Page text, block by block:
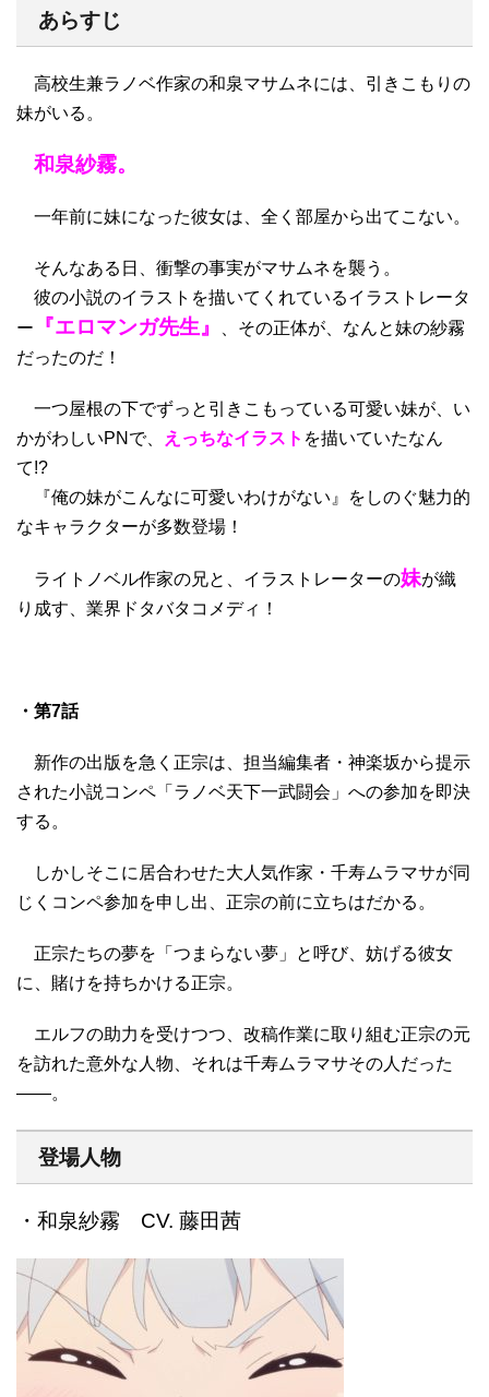
あらすじ
高校生兼ラノベ作家の和泉マサムネには、引きこもりの
妹がいる。
和泉紗霧。
一年前に妹になった彼女は、全く部屋から出てこない。
そんなある日、衝撃の事実がマサムネを襲う。
彼の小説のイラストを描いてくれているイラストレータ
ー
『エロマンガ先生』
、その正体が、なんと妹の紗霧
だったのだ！
一つ屋根の下でずっと引きこもっている可愛い妹が、い
かがわしいPNで、
えっちなイラスト を描いていたなん
て!?
『俺の妹がこんなに可愛いわけがない』をしのぐ魅力的
なキャラクターが多数登場！
ライトノベル作家の兄と、イラストレーターの妹が織
り成す、業界ドタバタコメディ！
・第7話
新作の出版を急く正宗は、担当編集者・神楽坂から提示
された小説コンペ「ラノベ天下一武闘会」への参加を即決
する。
しかしそこに居合わせた大人気作家・千寿ムラマサが同
じくコンペ参加を申し出、正宗の前に立ちはだかる。
正宗たちの夢を「つまらない夢」と呼び、妨げる彼女
に、賭けを持ちかける正宗。
エルフの助力を受けつつ、改稿作業に取り組む正宗の元
を訪れた意外な人物、それは千寿ムラマサその人だった
――。
登場人物
・和泉紗霧 CV. 藤田茜